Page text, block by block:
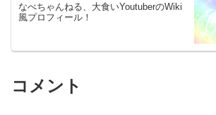
なべちゃんねる、大食いYoutuberのWiki
風プロフィール！
コメント